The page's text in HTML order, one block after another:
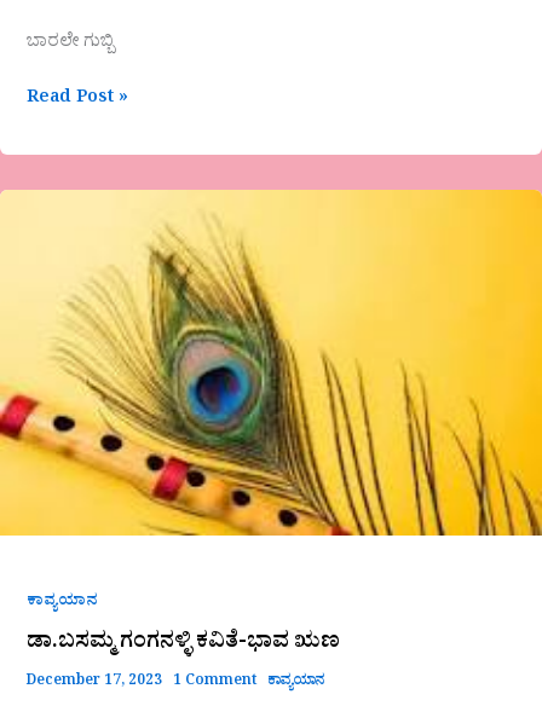
ಬಾರಲೇ ಗುಬ್ಬಿ
Read Post »
ಕಾವ್ಯಯಾನ
ಡಾ.ಬಸಮ್ಮ ಗಂಗನಳ್ಳಿ ಕವಿತೆ-ಭಾವ ಋಣ
December 17, 2023 1 Comment ಕಾವ್ಯಯಾನ